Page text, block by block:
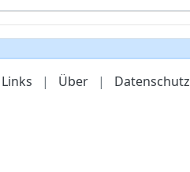
Links | Über | Datenschutz